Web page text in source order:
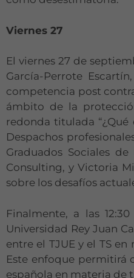
Viernes 27
El viernes 27 de
García-Perrote
competencia post
ámbito de la
redonda titulada
Despachos
Graduados Sociales
Consulting, y Victoria
sobre los desafíos
Finalmente, a las
Universidad Rey Juan
entre el TJUE y el TS
Este enfoque permitirá
española en materia de